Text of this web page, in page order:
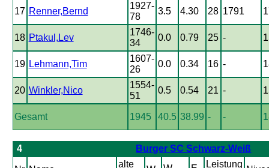
17 Renner,Bernd
1927-
78
3.5 4.30 28 1791
18 Ptakul,Lev
1746-
34
0.0 0.79 25 -
19 Lehmann,Tim
1607-
26
0.0 0.34 16 -
20 Winkler,Nico
1554-
51
0.5 0.54 21 -
Gesamt 1945 40.5 38.99 - -
4 Burger SC Schwarz-Weiß
alte
Leistung